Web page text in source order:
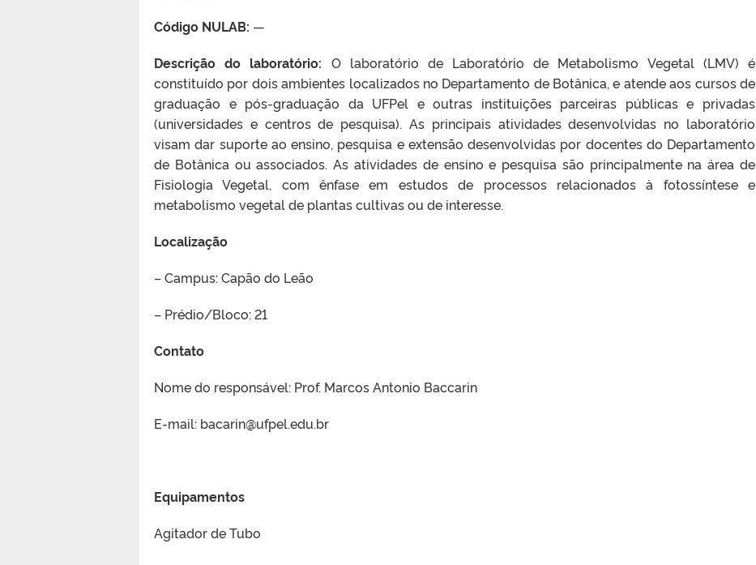
Código NULAB: —
Descrição do laboratório: O laboratório de Laboratório de Metabolismo Vegetal (LMV) é
constituído por dois ambientes localizados no Departamento de Botânica, e atende aos cursos de
graduação e pós-graduação da UFPel e outras instituições parceiras públicas e privadas
(universidades e centros de pesquisa). As principais atividades desenvolvidas no laboratório
visam dar suporte ao ensino, pesquisa e extensão desenvolvidas por docentes do Departamento
de Botânica ou associados. As atividades de ensino e pesquisa são principalmente na área de
Fisiologia Vegetal, com ênfase em estudos de processos relacionados à fotossíntese e
metabolismo vegetal de plantas cultivas ou de interesse.
Localização
– Campus: Capão do Leão
– Prédio/Bloco: 21
Contato
Nome do responsável: Prof. Marcos Antonio Baccarin
E-mail: bacarin@ufpel.edu.br
Equipamentos
Agitador de Tubo